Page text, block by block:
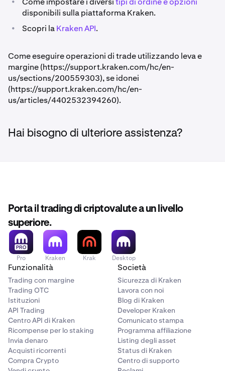
disponibili sulla piattaforma Kraken.
• Scopri laKraken API.
Come eseguire operazioni di trade utilizzando leva e
margine (https://support.kraken.com/hc/en-
us/sections/200559303), se idonei
(https://support.kraken.com/hc/en-
us/articles/4402532394260).
Hai bisogno di ulteriore assistenza?
Porta il trading di criptovalute a un livello
superiore.
Pro Kraken Krak Desktop
Funzionalità
Trading con margine
Trading OTC
Istituzioni
API Trading
Centro API di Kraken
Ricompense per lo staking
Invia denaro
Acquisti ricorrenti
Compra Crypto
Società
Sicurezza di Kraken
Lavora con noi
Blog di Kraken
Developer Kraken
Comunicato stampa
Programma affiliazione
Listing degli asset
Status di Kraken
Centro di supporto